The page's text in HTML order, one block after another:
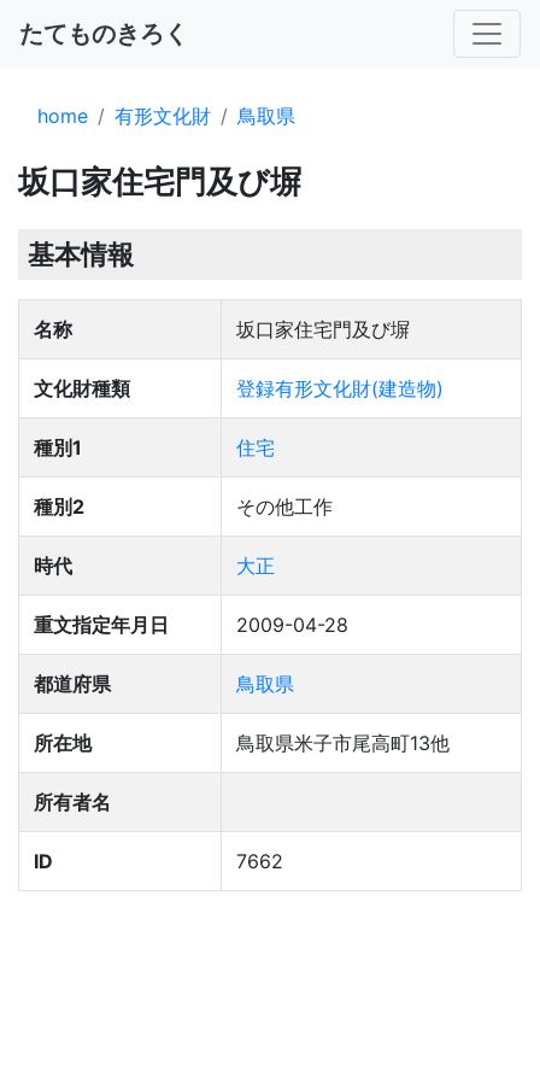
たてものきろく
home 有形文化財 鳥取県
坂口家住宅門及び塀
基本情報
名称 坂口家住宅門及び塀
文化財種類 登録有形文化財(建造物)
種別1 住宅
種別2 その他工作
時代 大正
重文指定年月日 2009-04-28
都道府県 鳥取県
所在地 鳥取県米子市尾高町13他
所有者名
ID 7662